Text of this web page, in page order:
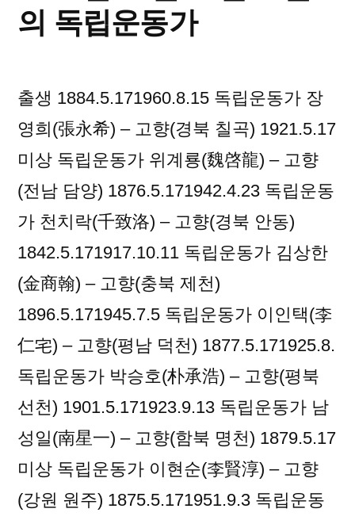
의 독립운동가
출생 1884.5.171960.8.15 독립운동가 장
영희(張永希) – 고향(경북 칠곡) 1921.5.17
미상 독립운동가 위계룡(魏啓龍) – 고향
(전남 담양) 1876.5.171942.4.23 독립운동
가 천치락(千致洛) – 고향(경북 안동)
1842.5.171917.10.11 독립운동가 김상한
(金商翰) – 고향(충북 제천)
1896.5.171945.7.5 독립운동가 이인택(李
仁宅) – 고향(평남 덕천) 1877.5.171925.8.
독립운동가 박승호(朴承浩) – 고향(평북
선천) 1901.5.171923.9.13 독립운동가 남
성일(南星一) – 고향(함북 명천) 1879.5.17
미상 독립운동가 이현순(李賢淳) – 고향
(강원 원주) 1875.5.171951.9.3 독립운동